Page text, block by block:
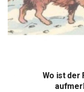
Wo ist der